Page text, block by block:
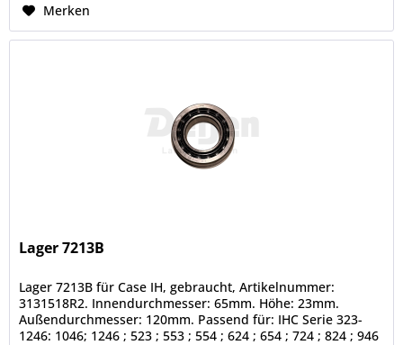
Merken
Lager 7213B
Lager 7213B für Case IH, gebraucht, Artikelnummer:
3131518R2. Innendurchmesser: 65mm. Höhe: 23mm.
Außendurchmesser: 120mm. Passend für: IHC Serie 323-
1246: 1046; 1246 ; 523 ; 553 ; 554 ; 624 ; 654 ; 724 ; 824 ; 946